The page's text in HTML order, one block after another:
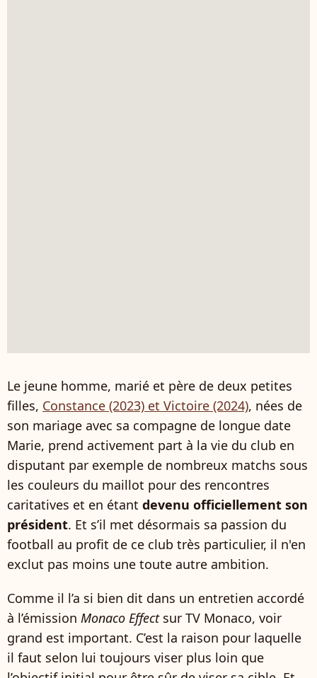
Le jeune homme, marié et père de deux petites
filles, Constance (2023) et Victoire (2024), nées de
son mariage avec sa compagne de longue date
Marie, prend activement part à la vie du club en
disputant par exemple de nombreux matchs sous
les couleurs du maillot pour des rencontres
caritatives et en étant devenu officiellement son
président. Et s’il met désormais sa passion du
football au profit de ce club très particulier, il n'en
exclut pas moins une toute autre ambition.
Comme il l’a si bien dit dans un entretien accordé
à l’émission Monaco Effect sur TV Monaco, voir
grand est important. C’est la raison pour laquelle
il faut selon lui toujours viser plus loin que